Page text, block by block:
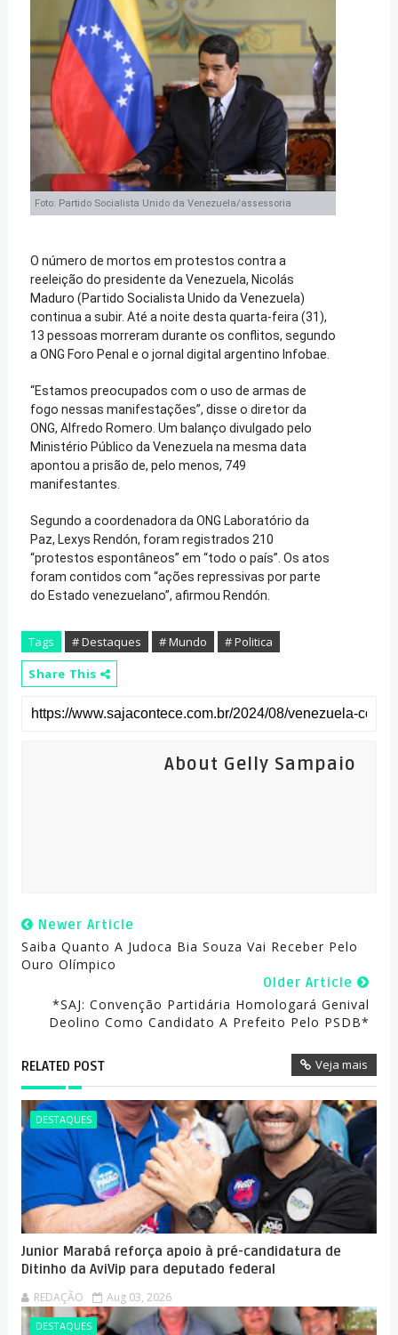
Foto: Partido Socialista Unido da Venezuela/assessoria
O número de mortos em protestos contra a
reeleição do presidente da Venezuela, Nicolás
Maduro (Partido Socialista Unido da Venezuela)
continua a subir. Até a noite desta quarta-feira (31),
13 pessoas morreram durante os conflitos, segundo
a ONG Foro Penal e o jornal digital argentino Infobae.
“Estamos preocupados com o uso de armas de
fogo nessas manifestações”, disse o diretor da
ONG, Alfredo Romero. Um balanço divulgado pelo
Ministério Público da Venezuela na mesma data
apontou a prisão de, pelo menos, 749
manifestantes.
Segundo a coordenadora da ONG Laboratório da
Paz, Lexys Rendón, foram registrados 210
“protestos espontâneos” em “todo o país”. Os atos
foram contidos com “ações repressivas por parte
do Estado venezuelano”, afirmou Rendón.
Tags # Destaques # Mundo
# Politica
Share This
About Gelly Sampaio
Newer Article
Saiba Quanto A Judoca Bia Souza Vai Receber Pelo
Ouro Olímpico
Older Article
*SAJ: Convenção Partidária Homologará Genival
Deolino Como Candidato A Prefeito Pelo PSDB*
RELATED POST Veja mais
DESTAQUES
Junior Marabá reforça apoio à pré-candidatura de
Ditinho da AviVip para deputado federal
REDAÇÃO Aug 03, 2026
DESTAQUES